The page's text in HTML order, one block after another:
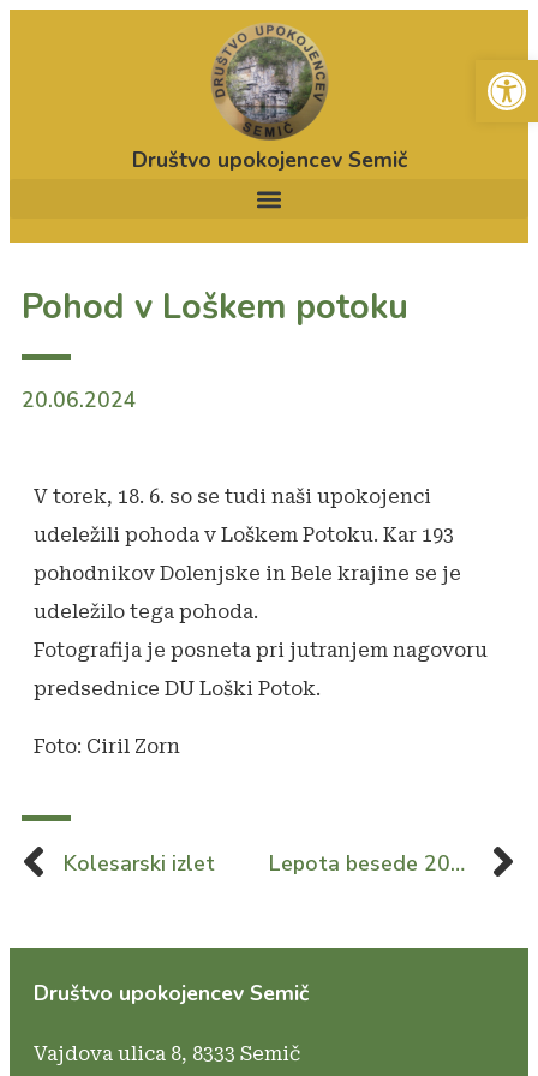
Društvo upokojencev Semič
Pohod v Loškem potoku
20.06.2024
V torek, 18. 6. so se tudi naši upokojenci
udeležili pohoda v Loškem Potoku. Kar 193
pohodnikov Dolenjske in Bele krajine se je
udeležilo tega pohoda.
Fotografija je posneta pri jutranjem nagovoru
predsednice DU Loški Potok.
Foto: Ciril Zorn
Kolesarski izlet Lepota besede 2024
Društvo upokojencev Semič
Vajdova ulica 8, 8333 Semič